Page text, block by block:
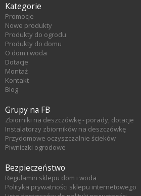
Kategorie
Promocje
Nowe produkty
Produkty do ogrodu
Produkty do domu
O dom i woda
Dotacje
Montaż
Kontakt
Blog
Grupy na FB
Zbiorniki na deszczówkę - porady, dotacje
Instalatorzy zbiorników na deszczówkę
Przydomowe oczyszczalnie ścieków
Piwniczki ogrodowe
Bezpieczeństwo
Regulamin sklepu dom i woda
Polityka prywatności sklepu internetowego